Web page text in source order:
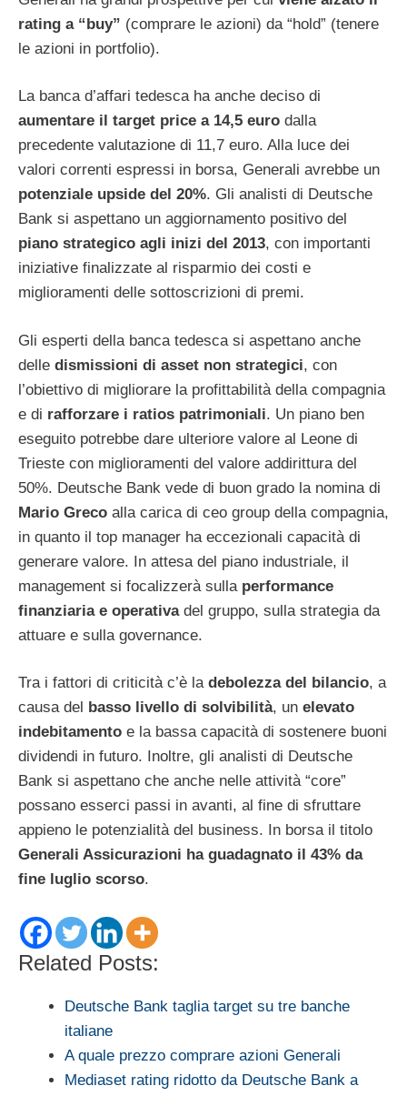
rating a “buy” (comprare le azioni) da “hold” (tenere
le azioni in portfolio).
La banca d’affari tedesca ha anche deciso di
aumentare il target price a 14,5 euro dalla
precedente valutazione di 11,7 euro. Alla luce dei
valori correnti espressi in borsa, Generali avrebbe un
potenziale upside del 20%. Gli analisti di Deutsche
Bank si aspettano un aggiornamento positivo del
piano strategico agli inizi del 2013, con importanti
iniziative finalizzate al risparmio dei costi e
miglioramenti delle sottoscrizioni di premi.
Gli esperti della banca tedesca si aspettano anche
delle dismissioni di asset non strategici, con
l’obiettivo di migliorare la profittabilità della compagnia
e di rafforzare i ratios patrimoniali. Un piano ben
eseguito potrebbe dare ulteriore valore al Leone di
Trieste con miglioramenti del valore addirittura del
50%. Deutsche Bank vede di buon grado la nomina di
Mario Greco alla carica di ceo group della compagnia,
in quanto il top manager ha eccezionali capacità di
generare valore. In attesa del piano industriale, il
management si focalizzerà sulla performance
finanziaria e operativadel gruppo, sulla strategia da
attuare e sulla governance.
Tra i fattori di criticità c’è la debolezza del bilancio, a
causa del
basso livello di solvibilità, un elevato
indebitamento e la bassa capacità di sostenere buoni
dividendi in futuro. Inoltre, gli analisti di Deutsche
Bank si aspettano che anche nelle attività “core”
possano esserci passi in avanti, al fine di sfruttare
appieno le potenzialità del business. In borsa il titolo
Generali Assicurazioni ha guadagnato il 43% da
fine luglio scorso.
Related Posts:
Deutsche Bank taglia target su tre banche
italiane
A quale prezzo comprare azioni Generali
Mediaset rating ridotto da Deutsche Bank a